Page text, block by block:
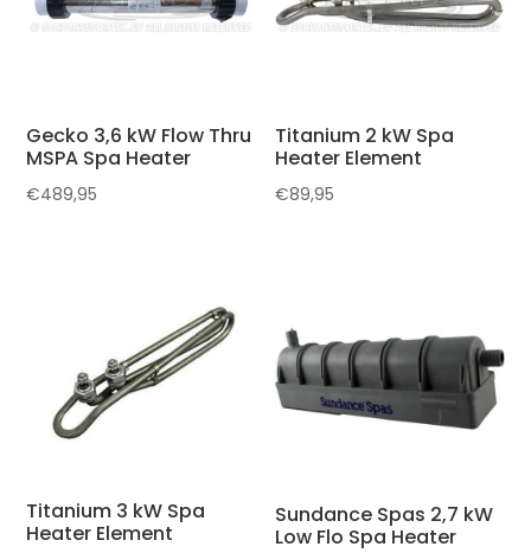
Gecko 3,6 kW Flow Thru
MSPA Spa Heater
€489,95
Titanium 2 kW Spa
Heater Element
€89,95
Titanium 3 kW Spa
Heater Element
Sundance Spas 2,7 kW
Low Flo Spa Heater